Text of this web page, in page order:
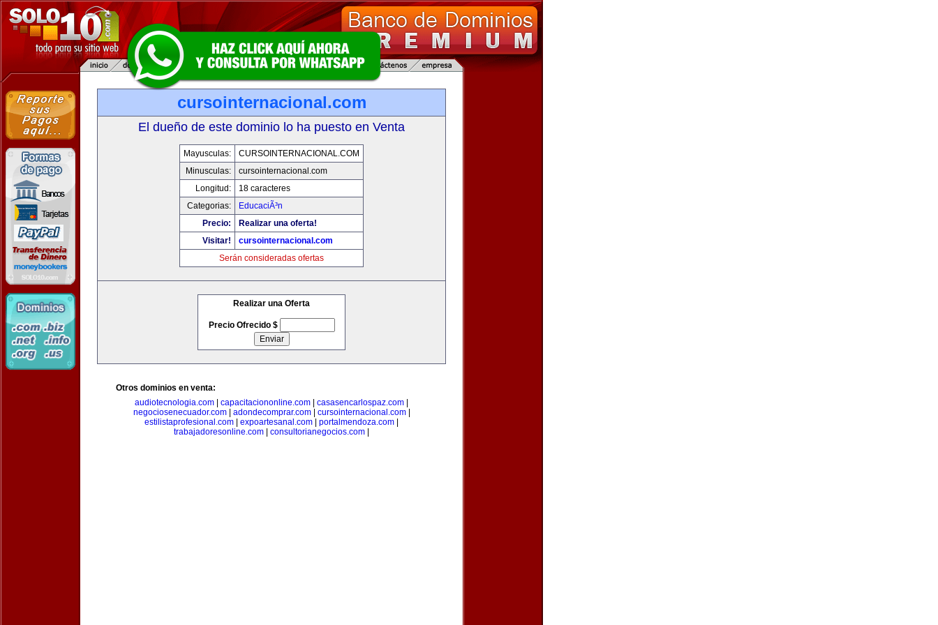
cursointernacional.com
El dueño de este dominio lo ha puesto en Venta
Mayusculas:
CURSOINTERNACIONAL.COM
Minusculas:
cursointernacional.com
Longitud:
18 caracteres
Categorias:
EducaciÃ³n
Precio:
Realizar una oferta!
Visitar!
cursointernacional.com
Serán consideradas ofertas
Realizar una Oferta
Precio Ofrecido $
Otros dominios en venta:
audiotecnologia.com
capacitaciononline.com casasencarlospaz.com
negociosenecuador.com| adondecomprar.com| cursointernacional.com|
estilistaprofesional.com
expoartesanal.com portalmendoza.com
trabajadoresonline.com
consultorianegocios.com